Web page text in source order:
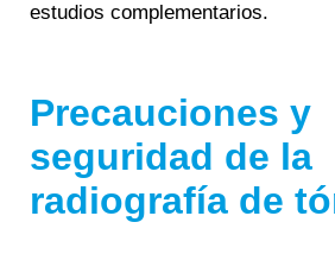
estudios complementarios.
Precauciones y
seguridad de la
radiografía de